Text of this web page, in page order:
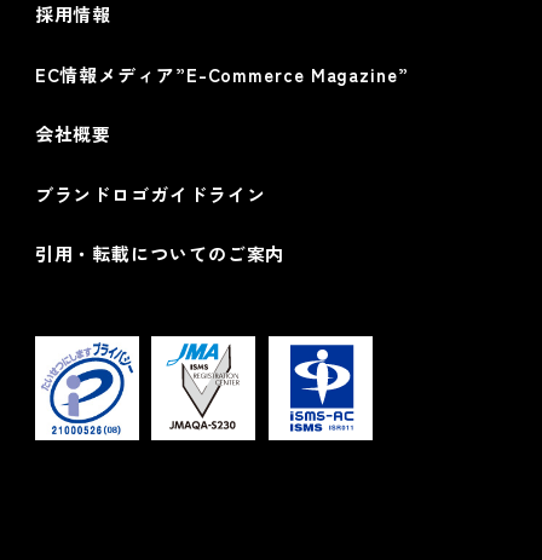
採用情報
EC情報メディア”E-Commerce Magazine”
会社概要
ブランドロゴガイドライン
引用・転載についてのご案内